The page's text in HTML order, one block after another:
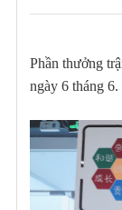
Phần thưởng
ngày 6 tháng 6.